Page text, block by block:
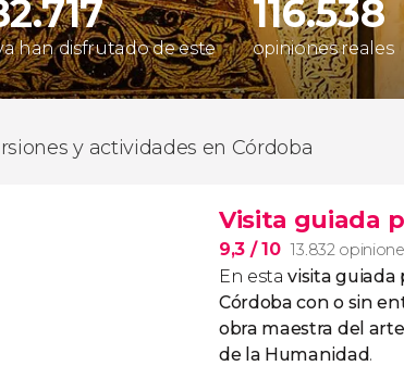
han disfrutado de este
116.538
opiniones reales
y actividades en Córdoba
Visita guiada
9,3 / 10 13.832
En estavisita guiada
Córdoba con o sin
obra maestra del
de la Humanidad.